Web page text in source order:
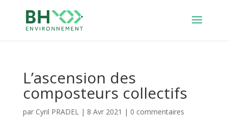
L’ascension des
composteurs collectifs
par Cyril PRADEL| 8 Avr 2021 | 0 commentaires